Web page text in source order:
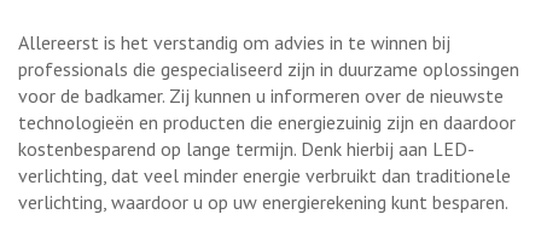
Allereerst is het verstandig om advies in te winnen bij
professionals die gespecialiseerd zijn in duurzame oplossingen
voor de badkamer. Zij kunnen u informeren over de nieuwste
technologieën en producten die energiezuinig zijn en daardoor
kostenbesparend op lange termijn. Denk hierbij aan LED-
verlichting, dat veel minder energie verbruikt dan traditionele
verlichting, waardoor u op uw energierekening kunt besparen.